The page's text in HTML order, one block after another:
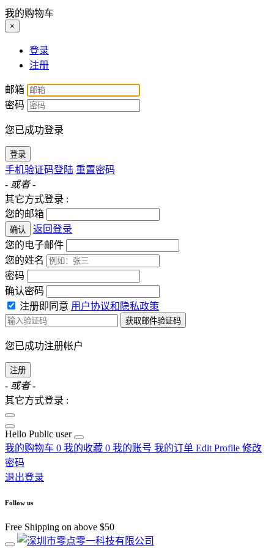
我的购物车
×
登录
注册
邮箱
密码
您已成功登录
登录
手机验证码登陆 重置密码
- 或者 -
其它方式登录 :
您的邮箱
确认
返回登录
您的电子邮件
您的姓名
密码
确认密码
注册即同意 用户协议和隐私政策
获取邮件验证码
您已成功注册帐户
注册
- 或者 -
其它方式登录 :
Hello Public user
我的购物车 0 我的收藏 0 我的账号 我的订单 Edit Profile 修改
密码
退出登录
Follow us
Free Shipping on above $50